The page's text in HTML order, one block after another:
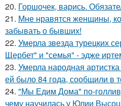
20. Горшочек, варись.
21. Мне нравятся женщины,
забывать о бывших!
22. Умерла звезда турецких
Щербет" и "семья" - эдже
23. Умерла народная
ей было 84 года, сообщили в
24. "Мы Едим Дома" по-
чему научилась у Юлии